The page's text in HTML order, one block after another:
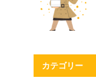
カテゴリー